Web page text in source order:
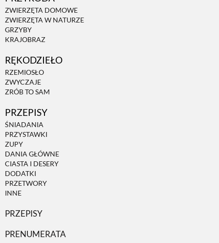
ZWIERZĘTA DOMOWE
ZWIERZĘTA W NATURZE
GRZYBY
KRAJOBRAZ
RĘKODZIEŁO
RZEMIOSŁO
ZWYCZAJE
ZRÓB TO SAM
PRZEPISY
ŚNIADANIA
PRZYSTAWKI
ZUPY
DANIA GŁÓWNE
CIASTA I DESERY
DODATKI
PRZETWORY
INNE
PRZEPISY
PRENUMERATA